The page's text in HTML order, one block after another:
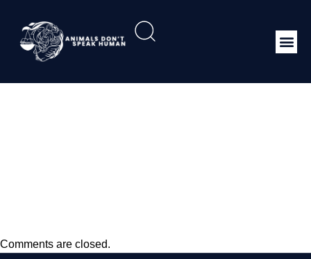
Comments are closed.